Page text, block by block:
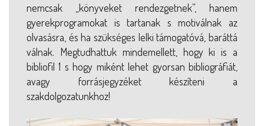
nemcsak „könyveket rendezgetnek”, hanem
gyerekprogramokat is tartanak s motiválnak az
olvasásra, és ha szükséges lelki támogatóvá, baráttá
válnak. Megtudhattuk mindemellett, hogy ki is a
bibliofil 1 s hogy miként lehet gyorsan bibliográfiát,
avagy forrásjegyzéket készíteni a
szakdolgozatunkhoz!